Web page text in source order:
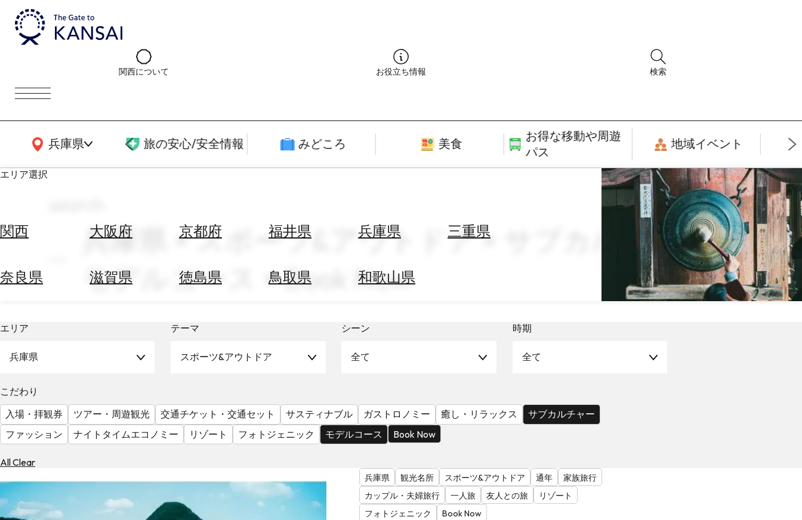
関西について お役立ち情報 検索
兵庫県
関西広域MAP 旅の安心/安全情報 みどころ 美食
お得な移動や周遊
パス
地域イベント
エリア選択
関西 大阪府 京都府 福井県 兵庫県 三重県
奈良県 滋賀県 徳島県 鳥取県 和歌山県
べ
る
天
気
を
見
兵庫県 × スポーツ&アウトドア × サブカルチャー ×
モデルコース × Book Now
エリア
兵庫県
テーマ
スポーツ&アウトドア
シーン
全て
時期
全て
こだわり
入場・拝観券
ツアー・周遊観光 交通チケット・交通セット サスティナブル ガストロノミー 癒し・リラックス
サブカルチャー
ファッション
ナイトタイムエコノミー リゾート フォトジェニック モデルコース Book Now
All Clear
兵庫県 観光名所 スポーツ&アウトドア 通年
家族旅行
カップル・夫婦旅行
一人旅 友人との旅
リゾート
フォトジェニック
Book Now